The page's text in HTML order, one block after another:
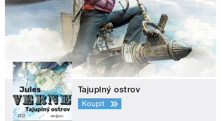
Tajuplný ostrov
Koupit